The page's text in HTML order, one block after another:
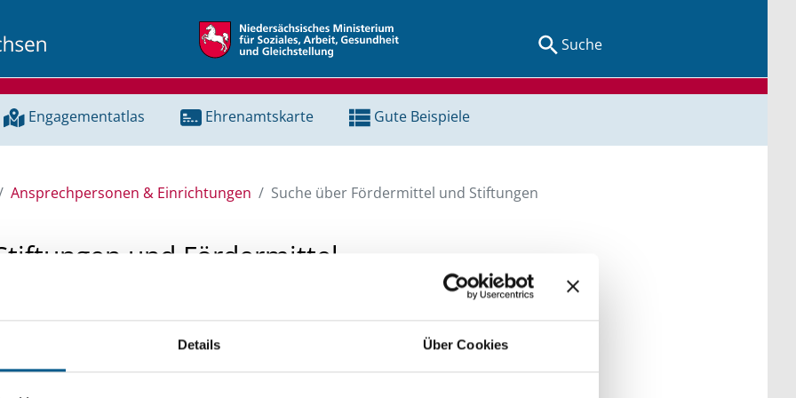
Details Über Cookies
Suche
Engagementatlas Ehrenamtskarte Gute Beispiele
Ansprechpersonen & Einrichtungen Suche über Fördermittel und Stiftungen
und Fördermittel
und Stiftungsdatenbank recherchieren. Bei der Suche bitte die Groß- und